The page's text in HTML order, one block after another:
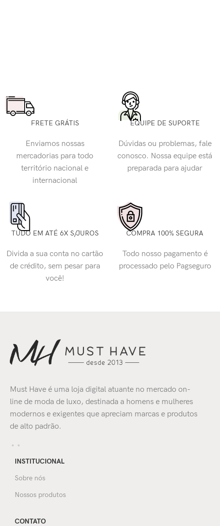
FRETE GRÁTIS
Enviamos nossas
mercadorias para todo
território nacional e
internacional
EQUIPE DE SUPORTE
Dúvidas ou problemas, fale
conosco. Nossa equipe está
preparada para ajudar
TUDO EM ATÉ 6X S/JUROS
Divida a sua conta no cartão
de crédito, sem pesar para
você!
COMPRA 100% SEGURA
Todo nosso pagamento é
processado pelo Pagseguro
Must Have é uma loja digital atuante no mercado on-
line de moda de luxo, destinada a homens e mulheres
modernos e exigentes que apreciam marcas e produtos
de alto padrão.
INSTITUCIONAL
Sobre nós
Nossos produtos
CONTATO